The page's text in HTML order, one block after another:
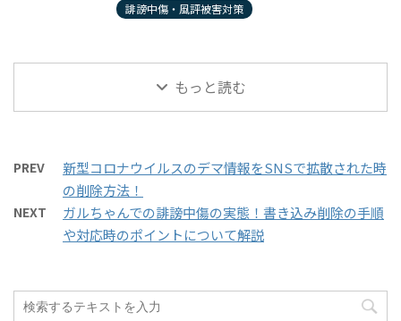
誹謗中傷・風評被害対策
もっと読む
PREV
新型コロナウイルスのデマ情報をSNSで拡散された時
の削除方法！
NEXT
ガルちゃんでの誹謗中傷の実態！書き込み削除の手順
や対応時のポイントについて解説